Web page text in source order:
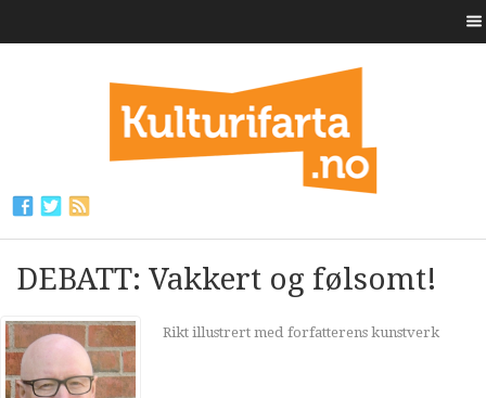
DEBATT: Vakkert og følsomt!
Rikt illustrert med forfatterens kunstverk